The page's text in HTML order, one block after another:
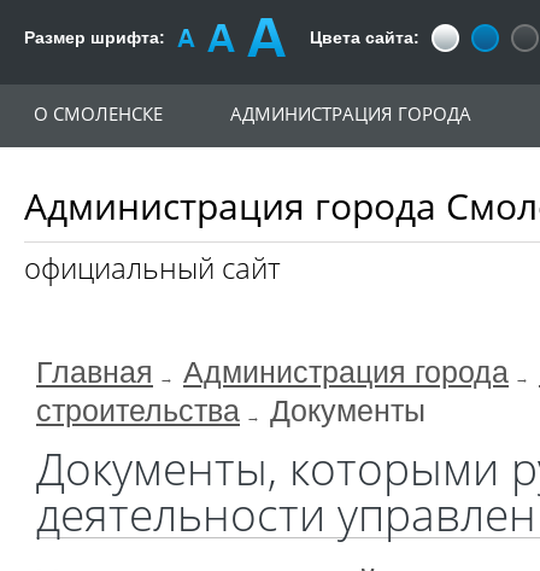
Размер шрифта: Цвета сайта:
Администрация города
официальный сайт
О СМОЛЕНСКЕ АДМИНИСТРАЦИЯ ГОРОДА
Главная Администрация города
строительства
Документы
Документы, которыми
деятельности